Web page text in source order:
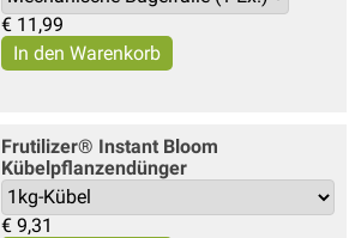
€ 11,99
Frutilizer® Instant Bloom
Kübelpflanzendünger
€ 9,31